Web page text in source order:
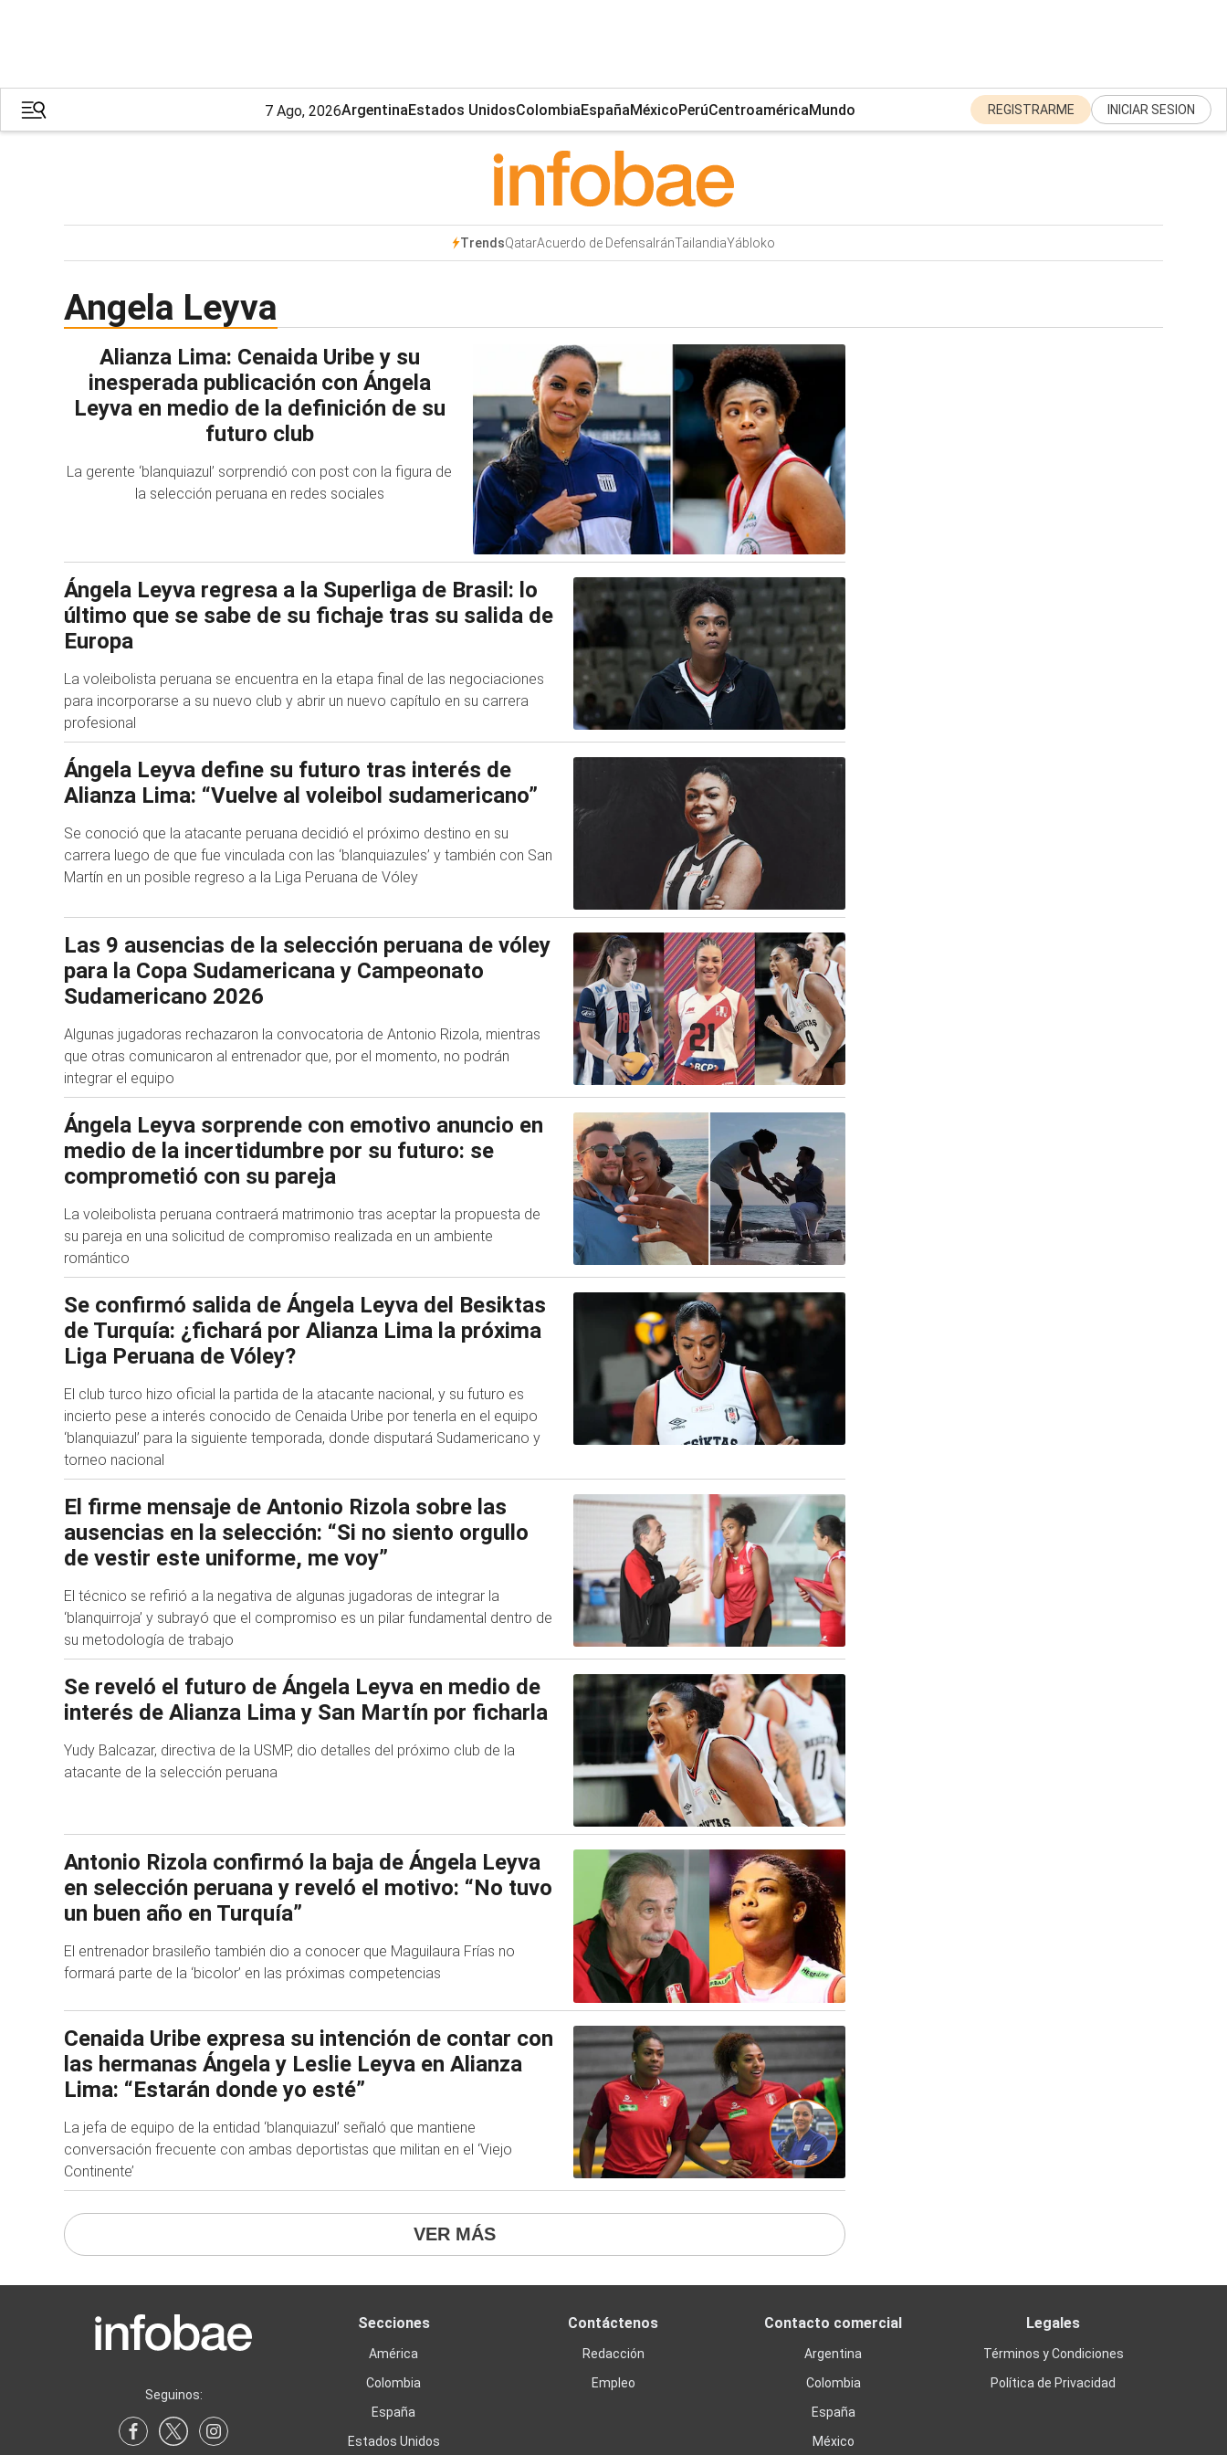
7 Ago, 2026ArgentinaEstados UnidosColombiaEspañaMéxicoPerúCentroaméricaMundo REGISTRARME INICIAR SESION
TrendsQatarAcuerdo de DefensaIránTailandiaYábloko
Angela Leyva
Alianza Lima: Cenaida Uribe y su
inesperada publicación con Ángela
Leyva en medio de la definición de su
futuro club
La gerente ‘blanquiazul’ sorprendió con post con la figura de
la selección peruana en redes sociales
Ángela Leyva regresa a la Superliga de Brasil: lo
último que se sabe de su fichaje tras su salida de
Europa
La voleibolista peruana se encuentra en la etapa final de las negociaciones
para incorporarse a su nuevo club y abrir un nuevo capítulo en su carrera
profesional
Ángela Leyva define su futuro tras interés de
Alianza Lima: “Vuelve al voleibol sudamericano”
Se conoció que la atacante peruana decidió el próximo destino en su
carrera luego de que fue vinculada con las ‘blanquiazules’ y también con San
Martín en un posible regreso a la Liga Peruana de Vóley
Las 9 ausencias de la selección peruana de vóley
para la Copa Sudamericana y Campeonato
Sudamericano 2026
Algunas jugadoras rechazaron la convocatoria de Antonio Rizola, mientras
que otras comunicaron al entrenador que, por el momento, no podrán
integrar el equipo
Ángela Leyva sorprende con emotivo anuncio en
medio de la incertidumbre por su futuro: se
comprometió con su pareja
La voleibolista peruana contraerá matrimonio tras aceptar la propuesta de
su pareja en una solicitud de compromiso realizada en un ambiente
romántico
Se confirmó salida de Ángela Leyva del Besiktas
de Turquía: ¿fichará por Alianza Lima la próxima
Liga Peruana de Vóley?
El club turco hizo oficial la partida de la atacante nacional, y su futuro es
incierto pese a interés conocido de Cenaida Uribe por tenerla en el equipo
‘blanquiazul’ para la siguiente temporada, donde disputará Sudamericano y
torneo nacional
El firme mensaje de Antonio Rizola sobre las
ausencias en la selección: “Si no siento orgullo
de vestir este uniforme, me voy”
El técnico se refirió a la negativa de algunas jugadoras de integrar la
‘blanquirroja’ y subrayó que el compromiso es un pilar fundamental dentro de
su metodología de trabajo
Se reveló el futuro de Ángela Leyva en medio de
interés de Alianza Lima y San Martín por ficharla
Yudy Balcazar, directiva de la USMP, dio detalles del próximo club de la
atacante de la selección peruana
Antonio Rizola confirmó la baja de Ángela Leyva
en selección peruana y reveló el motivo: “No tuvo
un buen año en Turquía”
El entrenador brasileño también dio a conocer que Maguilaura Frías no
formará parte de la ‘bicolor’ en las próximas competencias
Cenaida Uribe expresa su intención de contar con
las hermanas Ángela y Leslie Leyva en Alianza
Lima: “Estarán donde yo esté”
La jefa de equipo de la entidad ‘blanquiazul’ señaló que mantiene
conversación frecuente con ambas deportistas que militan en el ‘Viejo
Continente’
VER MÁS
Seguinos:
Secciones
América
Colombia
España
Estados Unidos
Contáctenos
Redacción
Empleo
Contacto comercial
Argentina
Colombia
España
México
Legales
Términos y Condiciones
Política de Privacidad